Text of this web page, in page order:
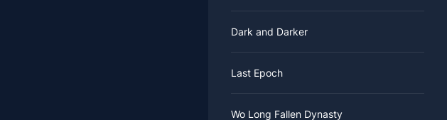
Dark and Darker
Last Epoch
Wo Long Fallen Dynasty